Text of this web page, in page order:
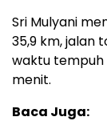
Sri Mulyani
35,9 km, jalan
waktu tempuh
menit.
Baca Juga: